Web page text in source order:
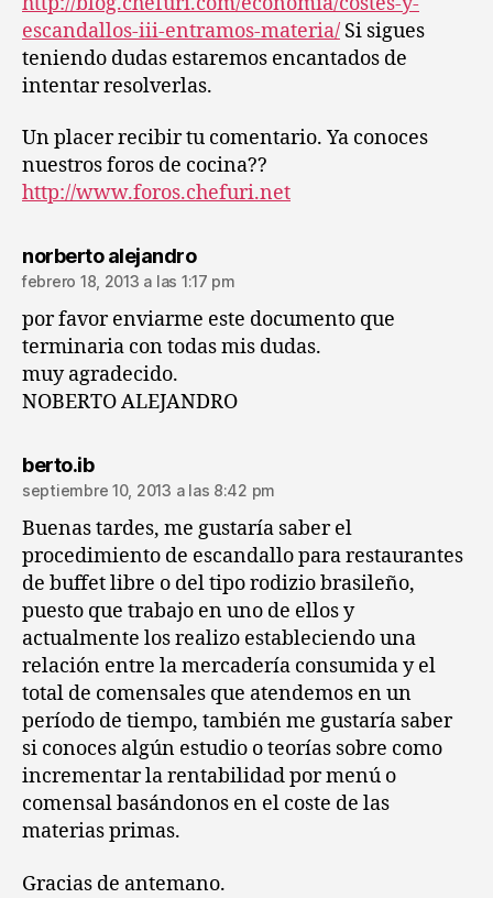
escandallos-iii-entramos-materia/ Si sigues
teniendo dudas estaremos encantados de
intentar resolverlas.
Un placer recibir tu comentario. Ya conoces
nuestros foros de cocina??
http://www.foros.chefuri.net
norberto alejandrodice:
febrero 18, 2013 a las 1:17 pm
por favor enviarme este documento que
terminaria con todas mis dudas.
muy agradecido.
NOBERTO ALEJANDRO
berto.ibdice:
septiembre 10, 2013 a las 8:42 pm
Buenas tardes, me gustaría saber el
procedimiento de escandallo para restaurantes
de buffet libre o del tipo rodizio brasileño,
puesto que trabajo en uno de ellos y
actualmente los realizo estableciendo una
relación entre la mercadería consumida y el
total de comensales que atendemos en un
período de tiempo, también me gustaría saber
si conoces algún estudio o teorías sobre como
incrementar la rentabilidad por menú o
comensal basándonos en el coste de las
materias primas.
Gracias de antemano.